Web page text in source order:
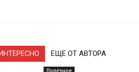
ЕЩЕ ОТ АВТОРА
Полезное